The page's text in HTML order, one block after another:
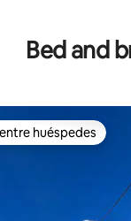
Bed and
huéspedes
huéspedes